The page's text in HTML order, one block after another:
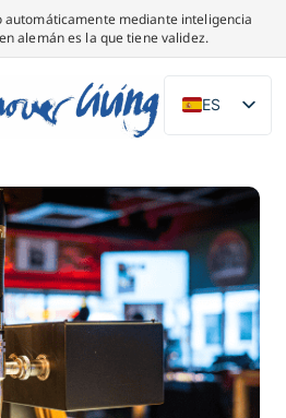
automáticamente mediante inteligencia
alemán es la que tiene validez.
ES
DE
NL
PL
IT
DA
SV